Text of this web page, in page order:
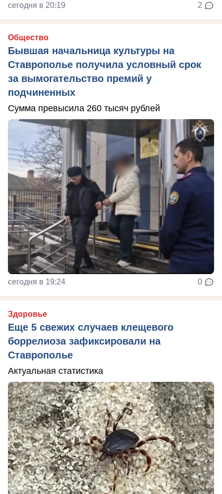
сегодня в 20:19 2
Общество
Бывшая начальница культуры на
Ставрополье получила условный срок
за вымогательство премий у
подчиненных
Сумма превысила 260 тысяч рублей
сегодня в 19:24 0
Здоровье
Еще 5 свежих случаев клещевого
боррелиоза зафиксировали на
Ставрополье
Актуальная статистика